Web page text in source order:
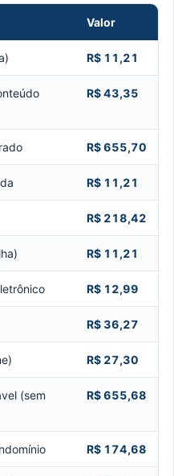
Valor
R$ 11,21
R$ 43,35
R$ 655,70
R$ 11,21
R$ 218,42
R$ 11,21
R$ 12,99
R$ 36,27
R$ 27,30
(sem
R$ 655,68
R$ 174,68